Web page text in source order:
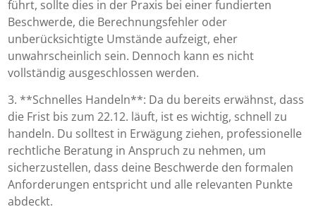
führt, sollte dies in der Praxis bei einer fundierten
Beschwerde, die Berechnungsfehler oder
unberücksichtigte Umstände aufzeigt, eher
unwahrscheinlich sein. Dennoch kann es nicht
vollständig ausgeschlossen werden.
3. **Schnelles Handeln**: Da du bereits erwähnst, dass
die Frist bis zum 22.12. läuft, ist es wichtig, schnell zu
handeln. Du solltest in Erwägung ziehen, professionelle
rechtliche Beratung in Anspruch zu nehmen, um
sicherzustellen, dass deine Beschwerde den formalen
Anforderungen entspricht und alle relevanten Punkte
abdeckt.